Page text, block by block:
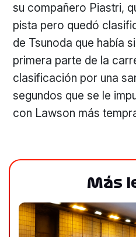
su compañero Piastri,
pista pero quedó
de Tsunoda que había
primera parte de la
clasificación por una
segundos que se le
con Lawson más
Más